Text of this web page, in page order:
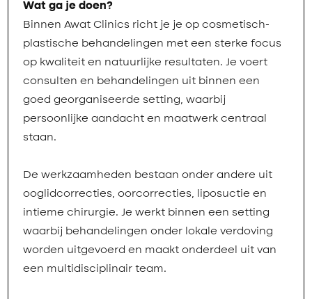
Wat ga je doen?
Binnen Awat Clinics richt je je op cosmetisch-
plastische behandelingen met een sterke focus
op kwaliteit en natuurlijke resultaten. Je voert
consulten en behandelingen uit binnen een
goed georganiseerde setting, waarbij
persoonlijke aandacht en maatwerk centraal
staan.
De werkzaamheden bestaan onder andere uit
ooglidcorrecties, oorcorrecties, liposuctie en
intieme chirurgie. Je werkt binnen een setting
waarbij behandelingen onder lokale verdoving
worden uitgevoerd en maakt onderdeel uit van
een multidisciplinair team.